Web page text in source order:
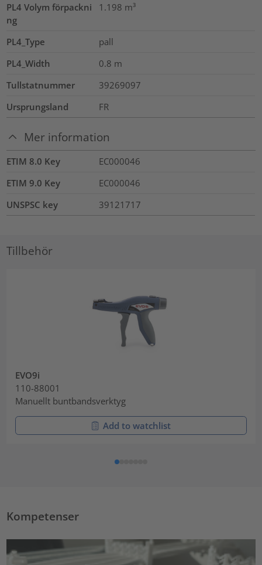
PL4 Volym förpackni
ng
1.198 m³
PL4_Type
pall
PL4_Width
0.8 m
Tullstatnummer
39269097
Ursprungsland
FR
Mer information
ETIM 8.0 Key
EC000046
ETIM 9.0 Key
EC000046
UNSPSC key
39121717
Tillbehör
EVO9i
110-88001
Manuellt buntbandsverktyg
Add to watchlist
Kompetenser